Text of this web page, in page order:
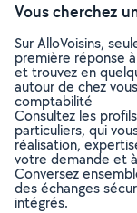
Vous cherchez
Sur AlloVoisins,
première réponse
et trouvez en
autour de chez
comptabilité
Consultez les
particuliers, qui
réalisation,
votre demande et
Conversez
des échanges
intégrés.